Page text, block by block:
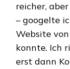
reicher,
– googelte
Website
konnte. Ich
erst dann